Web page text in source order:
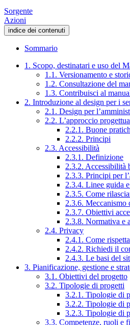
Sorgente
Azioni
indice dei contenuti
Sommario
1. Scopo, destinatari e uso del
1.1. Versionamento e
1.2. Consultazione del
1.3. Contribuisci al
2. Introduzione al design per i
2.1. Design per
2.2. L’approccio
2.2.1. Buone
2.2.2. Principi
2.3. Accessibilità
2.3.1. Definizione
2.3.2. Accessibilità
2.3.3. Principi per
2.3.4. Linee guida
2.3.5. Come
2.3.6. Meccanismo
2.3.7. Obiettivi
2.3.8. Normativa e
2.4. Privacy
2.4.1. Come
2.4.2. Richiedi il
2.4.3. Le basi del
3. Pianificazione, gestione e
3.1. Obiettivi del progetto
3.2. Tipologie di progetti
3.2.1. Tipologie di
3.2.2. Tipologie di
3.2.3. Tipologie di
3.3. Competenze, ruoli e